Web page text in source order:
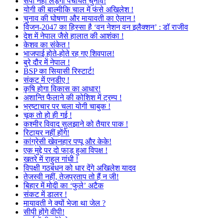
योगी की बाल्मीकि चाल में फंसे अखिलेश !
चुनाव की घोषणा और मायावती का ऐलान !
विजन-2047 का हिस्सा है ‘वन नेशन वन इलैक्शन’ : डॉ राजीव
देश में नेपाल जैसे हालात की आशंका !
केशव का संकेत !
भाजपाई होते-होते रह गए शिवपाल!
बुरे दौर में नेपाल !
BSP का सियासी रिस्टार्ट!
संकट में एनडीए !
कृषि होगा विकास का आधार!
अशान्ति फैलाने की कोशिश में ट्रम्प !
भ्रष्टाचार पर चला योगी चाबुक !
चूक तो हो ही गई !
कश्मीर विवाद सुलझाने को तैयार पाक !
रिटायर नहीं होंगे!
कांग्रेसी खेवनहार पप्पू और केके!
एक मुद्दे पर दो फाड़ हुआ विपक्ष !
खतरे में राहुल गांधी !
विपक्षी गठबंधन को धार देंगे अखिलेश यादव
तेजस्वी नहीं, तेजप्रताप तो हैं न जी!
बिहार में मोदी का ‘फुले’ अटैक
संकट में डालर !
मायावती ने क्यों भेजा था जेल ?
सीपी होंगे वीपी!